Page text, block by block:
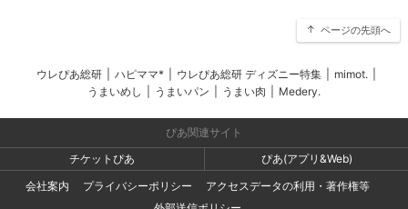
ページの先頭へ
ウレぴあ総研 ハピママ* ウレぴあ総研 ディズニー特集 mimot.
うまいめし
うまいパン うまい肉 Medery.
ぴあ関連サイト
チケットぴあ
ぴあ(アプリ&Web)
会社案内
プライバシーポリシー
アクセスデータの利用・著作権等